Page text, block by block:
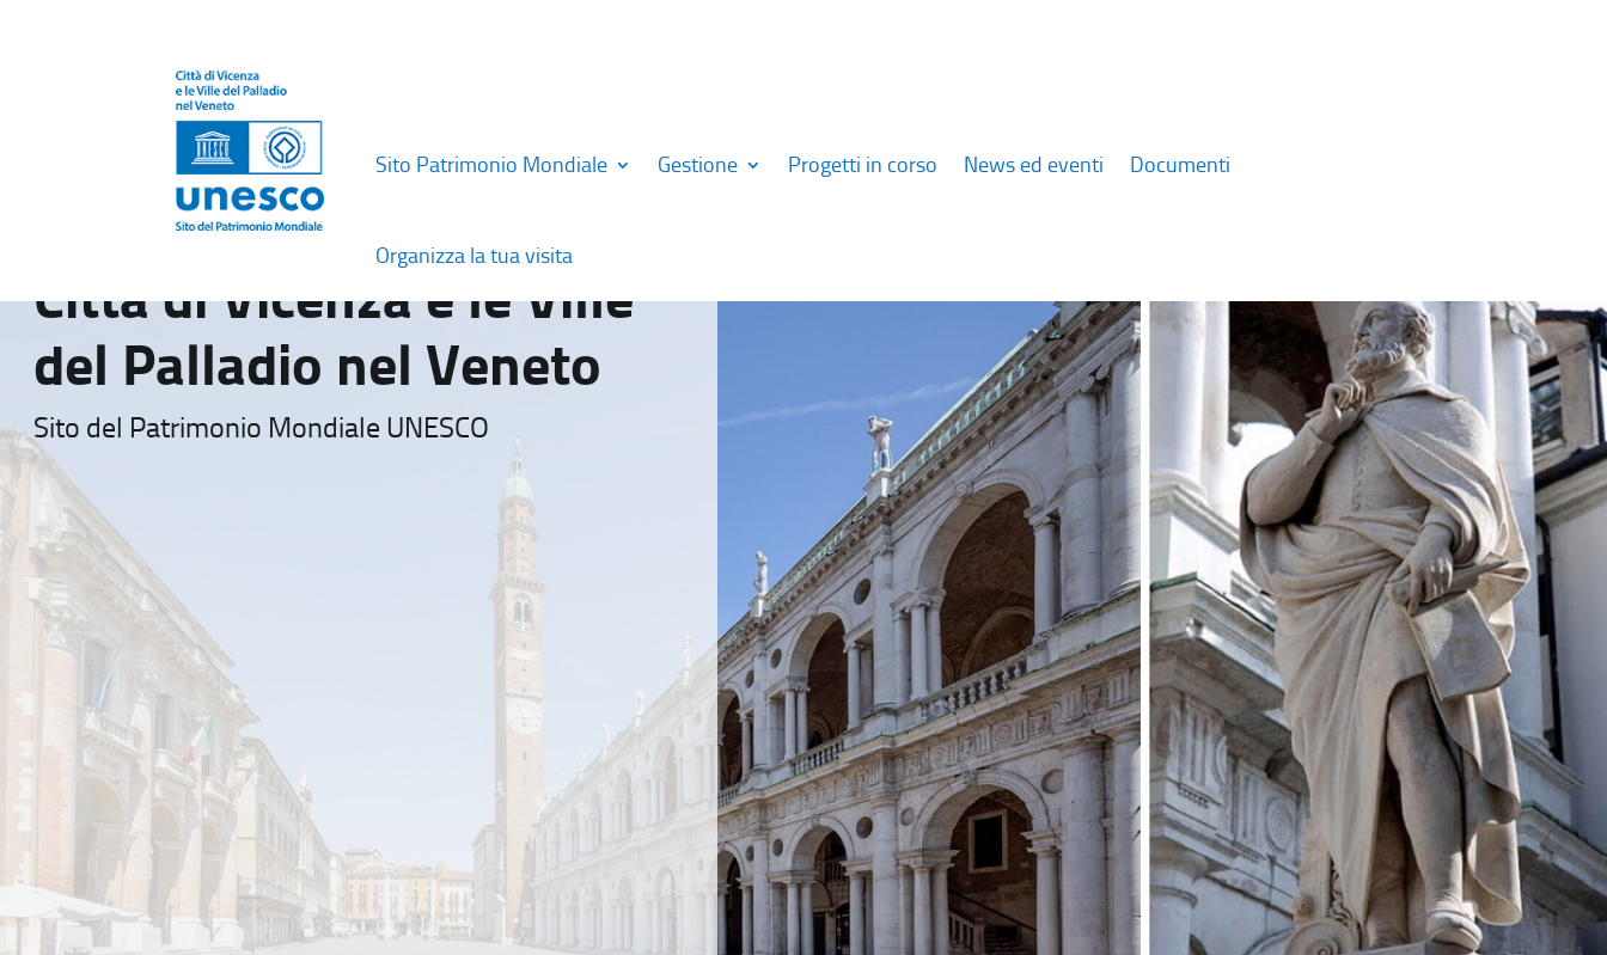
Sito Patrimonio Mondiale Gestione Progetti in corso News ed eventi Documenti
Organizza la tua visita
Città di Vicenza e le Ville
del Palladio nel Veneto
Sito del Patrimonio Mondiale UNESCO